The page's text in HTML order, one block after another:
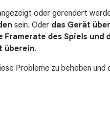
oder gerendert
sein. Oder das Gerät
Framerate des Spiels und
überein.
Probleme zu beheben und